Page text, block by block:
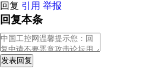
回复 引用 举报
回复本条
发表回复